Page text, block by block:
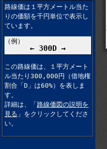
路線価は１平方メートル当た
りの価額を千円単位で表示し
ています。
（例）
← 300D →
この路線価は、１平方メート
ル当たり300,000円（借地権
割合「D」は60%）を表しま
す。
詳細は、「 路線価図の説明を
見る 」をクリックしてくださ
い。